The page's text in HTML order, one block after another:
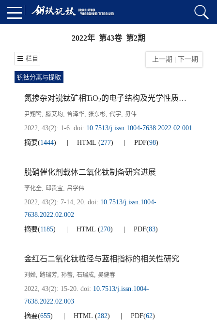
2022年 第43卷 第2期
栏目 上一期 下一期
钒钛分离与提取
氮掺杂对锐钛矿相TiO2的电子结构及光学性质的影响研究
尹翔鹭, 滕艾均, 曾泽华, 张东彬, 代宇, 毋伟
2022, 43(2): 1-6. doi: 10.7513/j.issn.1004-7638.2022.02.001
摘要(1444) HTML (277) PDF(98)
脱硝催化剂载体二氧化钛制备研究进展
李化全, 邱贵宝, 吕学伟
2022, 43(2): 7-14, 20. doi: 10.7513/j.issn.1004-
7638.2022.02.002
摘要(1185) HTML (270) PDF(83)
金红石二氧化钛粒径与蓝相指标的相关性研究
刘婵, 路瑞芳, 孙蔷, 石瑞成, 吴健春
2022, 43(2): 15-20. doi: 10.7513/j.issn.1004-
7638.2022.02.003
摘要(655) HTML (282) PDF(62)